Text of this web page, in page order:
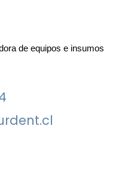
de equipos e insumos